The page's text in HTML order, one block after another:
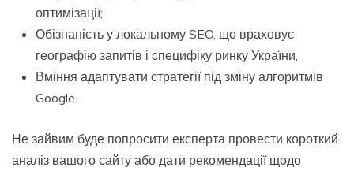
оптимізації;
Обізнаність у локальному SEO, що враховує
географію запитів і специфіку ринку України;
Вміння адаптувати стратегії під зміну алгоритмів
Google.
Не зайвим буде попросити експерта провести короткий
аналіз вашого сайту або дати рекомендації щодо